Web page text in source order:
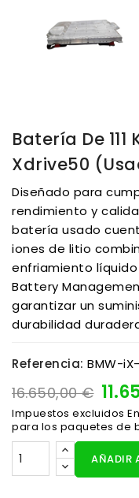
Batería De 111
Xdrive50
Diseñado para
rendimiento y
batería usado
iones de litio
enfriamiento
Battery
garantizar un
durabilidad
Referencia: BMW-
16.650,00 €
Impuestos excluidos
para los paquetes de
AÑADIR